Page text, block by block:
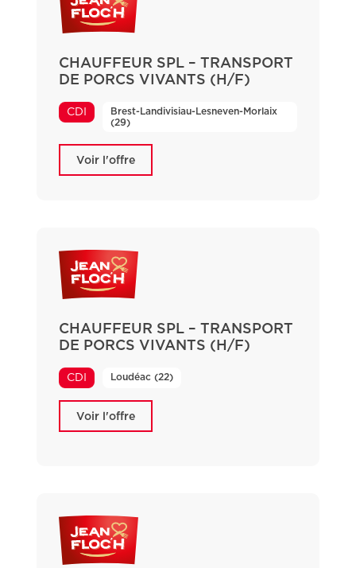
CHAUFFEUR SPL – TRANSPORT
DE PORCS VIVANTS (H/F)
CDI
Brest-Landivisiau-Lesneven-Morlaix
(29)
Voir l'offre
CHAUFFEUR SPL – TRANSPORT
DE PORCS VIVANTS (H/F)
CDI Loudéac (22)
Voir l'offre